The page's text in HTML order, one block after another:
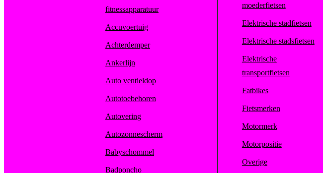
fitnessapparatuur
Accuvoertuig
Achterdemper
Ankerlijn
Auto ventieldop
Autotoebehoren
Autovering
Autozonnescherm
Babyschommel
Badponcho
moederfietsen
Elektrische stadfietsen
Elektrische stadsfietsen
Elektrische
transportfietsen
Fatbikes
Fietsmerken
Motormerk
Motorpositie
Overige